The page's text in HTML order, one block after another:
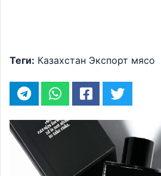
Теги: Казахстан Экспорт мясо